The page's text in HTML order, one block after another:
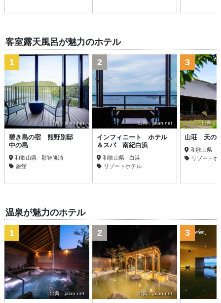
客室露天風呂が魅力のホテル
出典：jalan.net
1
碧き島の宿 熊野別邸
中の島
和歌山県 - 那智勝浦
旅館
出典：jalan.net
2
インフィニート ホテル
＆スパ 南紀白浜
和歌山県 - 白浜
リゾートホテル
出典：
3
山荘 天の
和歌山県 -
リゾートホ
温泉が魅力のホテル
出典：jalan.net
1
出典：jalan.net
2 3